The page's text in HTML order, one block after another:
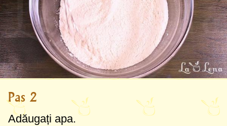
Pas 2
Adăugați apa.